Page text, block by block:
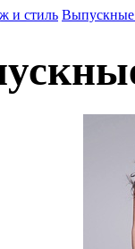
и стиль Выпускные